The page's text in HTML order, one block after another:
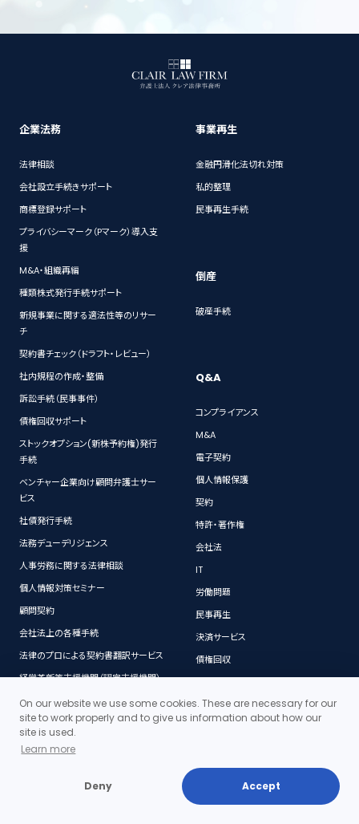
企業法務
法律相談
会社設立手続きサポート
商標登録サポート
プライバシーマーク（Pマーク）導入支
援
M&A・組織再編
種類株式発行手続サポート
新規事業に関する適法性等のリサー
チ
契約書チェック（ドラフト・レビュー）
社内規程の作成・整備
訴訟手続（民事事件）
債権回収サポート
ストックオプション(新株予約権)発行
手続
ベンチャー企業向け顧問弁護士サー
ビス
社債発行手続
法務デューデリジェンス
人事労務に関する法律相談
個人情報対策セミナー
顧問契約
会社法上の各種手続
法律のプロによる契約書翻訳サービス
経営革新等支援機関（認定支援機関）
事業再生
金融円滑化法切れ対策
私的整理
民事再生手続
倒産
破産手続
Q&A
コンプライアンス
M&A
電子契約
個人情報保護
契約
特許・著作権
会社法
IT
労働問題
民事再生
決済サービス
債権回収
コンテンツ
成功する売掛金回収のポイント
契約書
契約書作成の基本的注意点
契約書を作成する際の基礎知識
On our website we use some cookies. These are necessary for our
site to work properly and to give us information about how our
site is used.
Learn more
Deny Accept